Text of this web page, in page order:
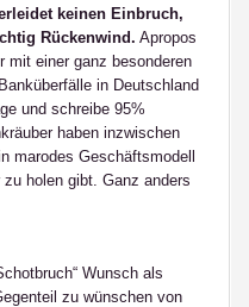
keinen Einbruch,
Rückenwind. Apropos
mit einer ganz besonderen
in Deutschland
und schreibe 95%
haben inzwischen
marodes Geschäftsmodell
holen gibt. Ganz anders
Wunsch als
zu wünschen von